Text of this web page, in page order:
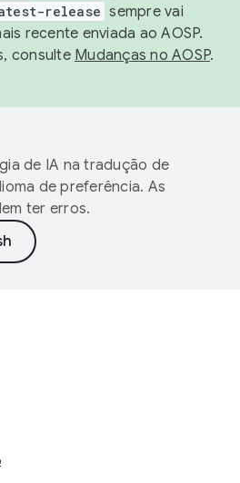
release sempre vai
recente enviada ao AOSP.
consulte Mudanças no AOSP.
de IA na tradução de
de preferência. As
ter erros.